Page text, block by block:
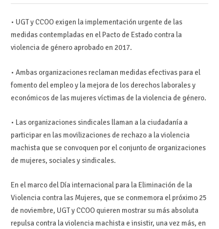
• UGT y CCOO exigen la implementación urgente de las
medidas contempladas en el Pacto de Estado contra la
violencia de género aprobado en 2017.
• Ambas organizaciones reclaman medidas efectivas para el
fomento del empleo y la mejora de los derechos laborales y
económicos de las mujeres víctimas de la violencia de género.
• Las organizaciones sindicales llaman a la ciudadanía a
participar en las movilizaciones de rechazo a la violencia
machista que se convoquen por el conjunto de organizaciones
de mujeres, sociales y sindicales.
En el marco del Día internacional para la Eliminación de la
Violencia contra las Mujeres, que se conmemora el próximo 25
de noviembre, UGT y CCOO quieren mostrar su más absoluta
repulsa contra la violencia machista e insistir, una vez más, en